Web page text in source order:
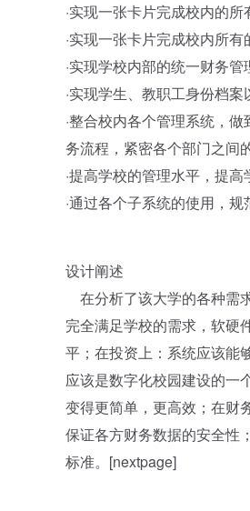
·实现一张卡片完成校内的所
·实现一张卡片完成校内所有
·实现学校内部的统一财务
·实现学生、教职工身份档
·整合校内各个管理系统，
务流程，紧密各个部门之间
·提高学校的管理水平，提
·通过各个子系统的使用，
设计阐述
在分析了该大学的各种需
完全满足学校的需求，软硬
平；在投资上：系统应该能
应该是数字化校园建设的一
变得更简单，更高效；在财
保证各方财务数据的安全性
标准。[nextpage]